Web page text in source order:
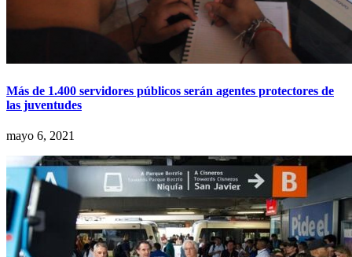
Más de 1.400 servidores públicos serán agentes protectores de
las juventudes
mayo 6, 2021